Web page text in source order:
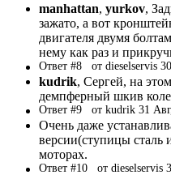
manhattan, yurkov,
зажато, а вот
двигателя двумя
нему как раз и
Ответ #8 от dieselservis
kudrik, Сергей, на
демпферный шкив
Ответ #9 от kudrik 31
Очень даже
версии(ступицы
моторах.
Ответ #10 от dieselservis